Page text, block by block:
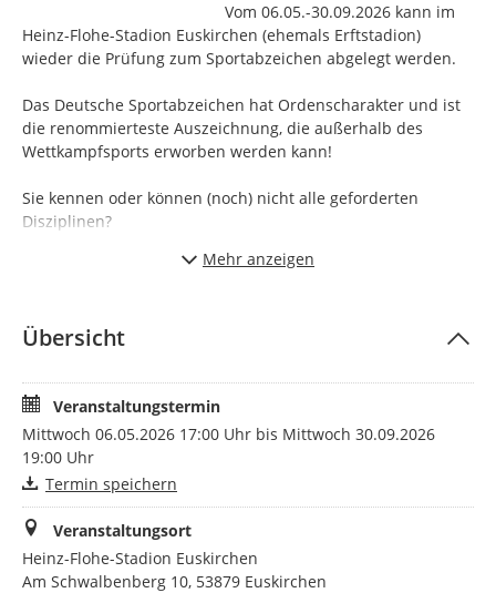
Vom 06.05.-30.09.2026 kann im
Heinz-Flohe-Stadion Euskirchen (ehemals Erftstadion)
wieder die Prüfung zum Sportabzeichen abgelegt werden.
Das Deutsche Sportabzeichen hat Ordenscharakter und ist
die renommierteste Auszeichnung, die außerhalb des
Wettkampfsports erworben werden kann!
Sie kennen oder können (noch) nicht alle geforderten
Disziplinen?
gerne beim Erlernen und Üben!
Am 22.11.2026 findet dann die Verleihungsfeier statt.
Weiter Informationen erhalten Sie über unsere Homepage
www.ssv-euskirchen.de
Kontakt:
Stadtsportverband Euskirchen
Johannes Hupp
sportabz@ssv-euskirchen.de
Mehr anzeigen
Übersicht
Veranstaltungstermin
Mittwoch 06.05.2026 17:00 Uhr bis Mittwoch 30.09.2026
19:00 Uhr
Termin speichern
Veranstaltungsort
Heinz-Flohe-Stadion Euskirchen
Am Schwalbenberg 10, 53879 Euskirchen